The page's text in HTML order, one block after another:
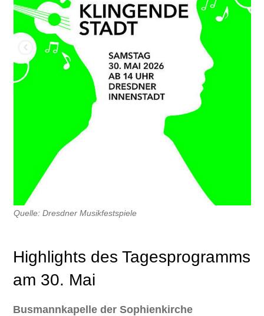
Quelle: Dresdner Musikfestspiele
Highlights des Tagesprogramms
am 30. Mai
Busmannkapelle der Sophienkirche